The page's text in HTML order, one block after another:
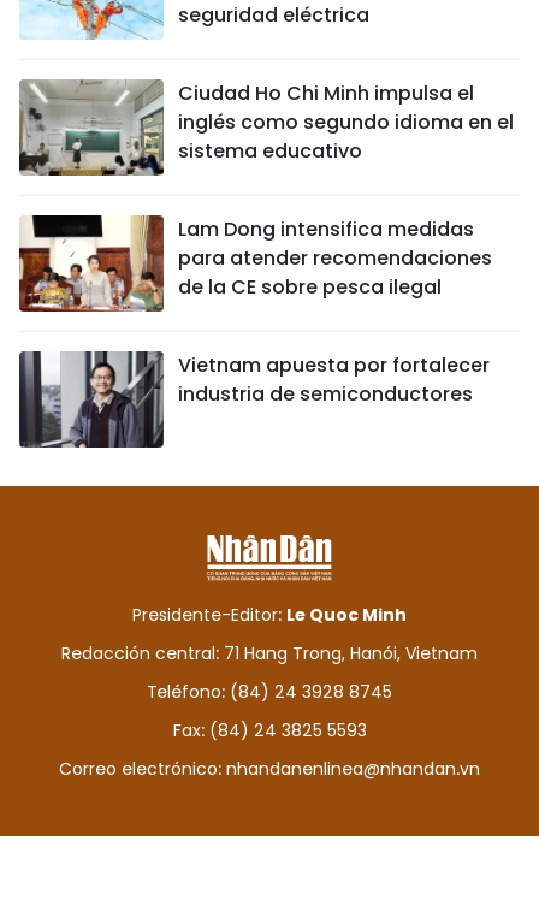
seguridad eléctrica
Ciudad Ho Chi Minh impulsa el
inglés como segundo idioma en el
sistema educativo
Lam Dong intensifica medidas
para atender recomendaciones
de la CE sobre pesca ilegal
Vietnam apuesta por fortalecer
industria de semiconductores
Presidente-Editor: Le Quoc Minh
Redacción central: 71 Hang Trong, Hanói, Vietnam
Teléfono: (84) 24 3928 8745
Fax: (84) 24 3825 5593
Correo electrónico: nhandanenlinea@nhandan.vn